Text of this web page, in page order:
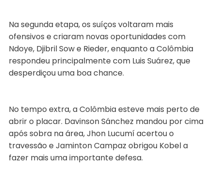
Na segunda etapa, os suíços voltaram mais
ofensivos e criaram novas oportunidades com
Ndoye, Djibril Sow e Rieder, enquanto a Colômbia
respondeu principalmente com Luis Suárez, que
desperdiçou uma boa chance.
No tempo extra, a Colômbia esteve mais perto de
abrir o placar. Davinson Sánchez mandou por cima
após sobra na área, Jhon Lucumí acertou o
travessão e Jaminton Campaz obrigou Kobel a
fazer mais uma importante defesa.